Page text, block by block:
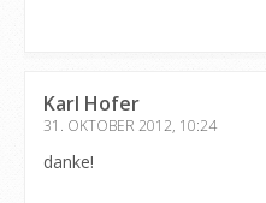
Karl Hofer
31. OKTOBER 2012, 10:24
danke!